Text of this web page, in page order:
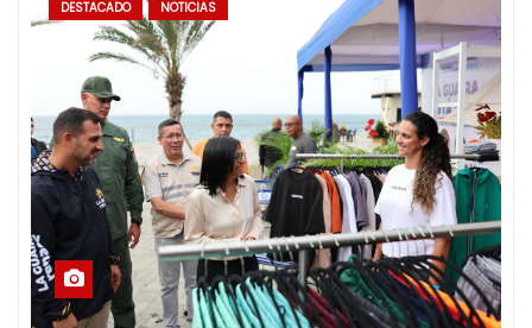
DESTACADO NOTICIAS